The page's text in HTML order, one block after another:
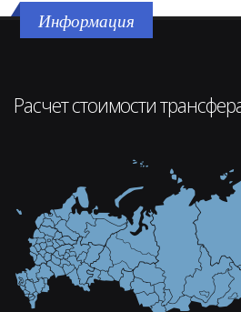
Информация
Расчет стоимости